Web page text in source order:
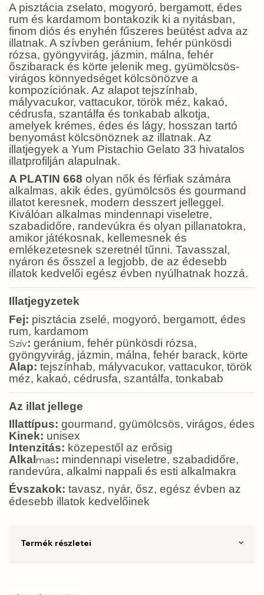
A pisztácia zselato, mogyoró, bergamott, édes
rum és kardamom bontakozik ki a nyitásban,
finom diós és enyhén fűszeres beütést adva az
illatnak. A szívben geránium, fehér pünkösdi
rózsa, gyöngyvirág, jázmin, málna, fehér
őszibarack és körte jelenik meg, gyümölcsös-
virágos könnyedséget kölcsönözve a
kompozíciónak. Az alapot tejszínhab,
mályvacukor, vattacukor, török méz, kakaó,
cédrusfa, szantálfa és tonkabab alkotja,
amelyek krémes, édes és lágy, hosszan tartó
benyomást kölcsönöznek az illatnak. Az
illatjegyek a Yum Pistachio Gelato 33 hivatalos
illatprofilján alapulnak.
A PLATIN 668 olyan nők és férfiak számára
alkalmas, akik édes, gyümölcsös és gourmand
illatot keresnek, modern desszert jelleggel.
Kiválóan alkalmas mindennapi viseletre,
szabadidőre, randevúkra és olyan pillanatokra,
amikor játékosnak, kellemesnek és
emlékezetesnek szeretnél tűnni. Tavasszal,
nyáron és ősszel a legjobb, de az édesebb
illatok kedvelői egész évben nyúlhatnak hozzá.
Illatjegyzetek
Fej: pisztácia zselé, mogyoró, bergamott, édes
rum, kardamom
Szív: geránium, fehér pünkösdi rózsa,
gyöngyvirág, jázmin, málna, fehér barack, körte
Alap: tejszínhab, mályvacukor, vattacukor, török
méz, kakaó, cédrusfa, szantálfa, tonkabab
Az illat jellege
Illattípus: gourmand, gyümölcsös, virágos, édes
Kinek: unisex
Intenzitás: közepestől az erősig
Alkal mas: mindennapi viseletre, szabadidőre,
randevúra, alkalmi nappali és esti alkalmakra
Évszakok: tavasz, nyár, ősz, egész évben az
édesebb illatok kedvelőinek
Termék részletei